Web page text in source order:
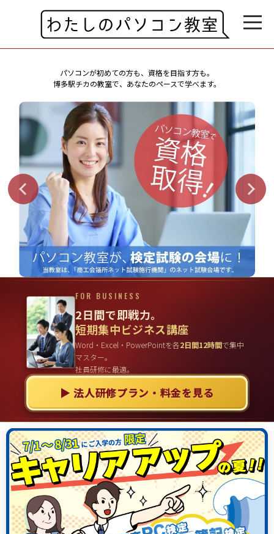
パソコンが初めての方も、資格を目指す方も。
博多駅チカの教室で、あなたのペースで学べます。
FOR BUSINESS
2日間で即戦力。
短期集中ビジネス講座
Word・Excel・PowerPointを各2日間12時間で集中
マスター。
社員研修に最適。
▶ 法人研修プラン・料金を見る